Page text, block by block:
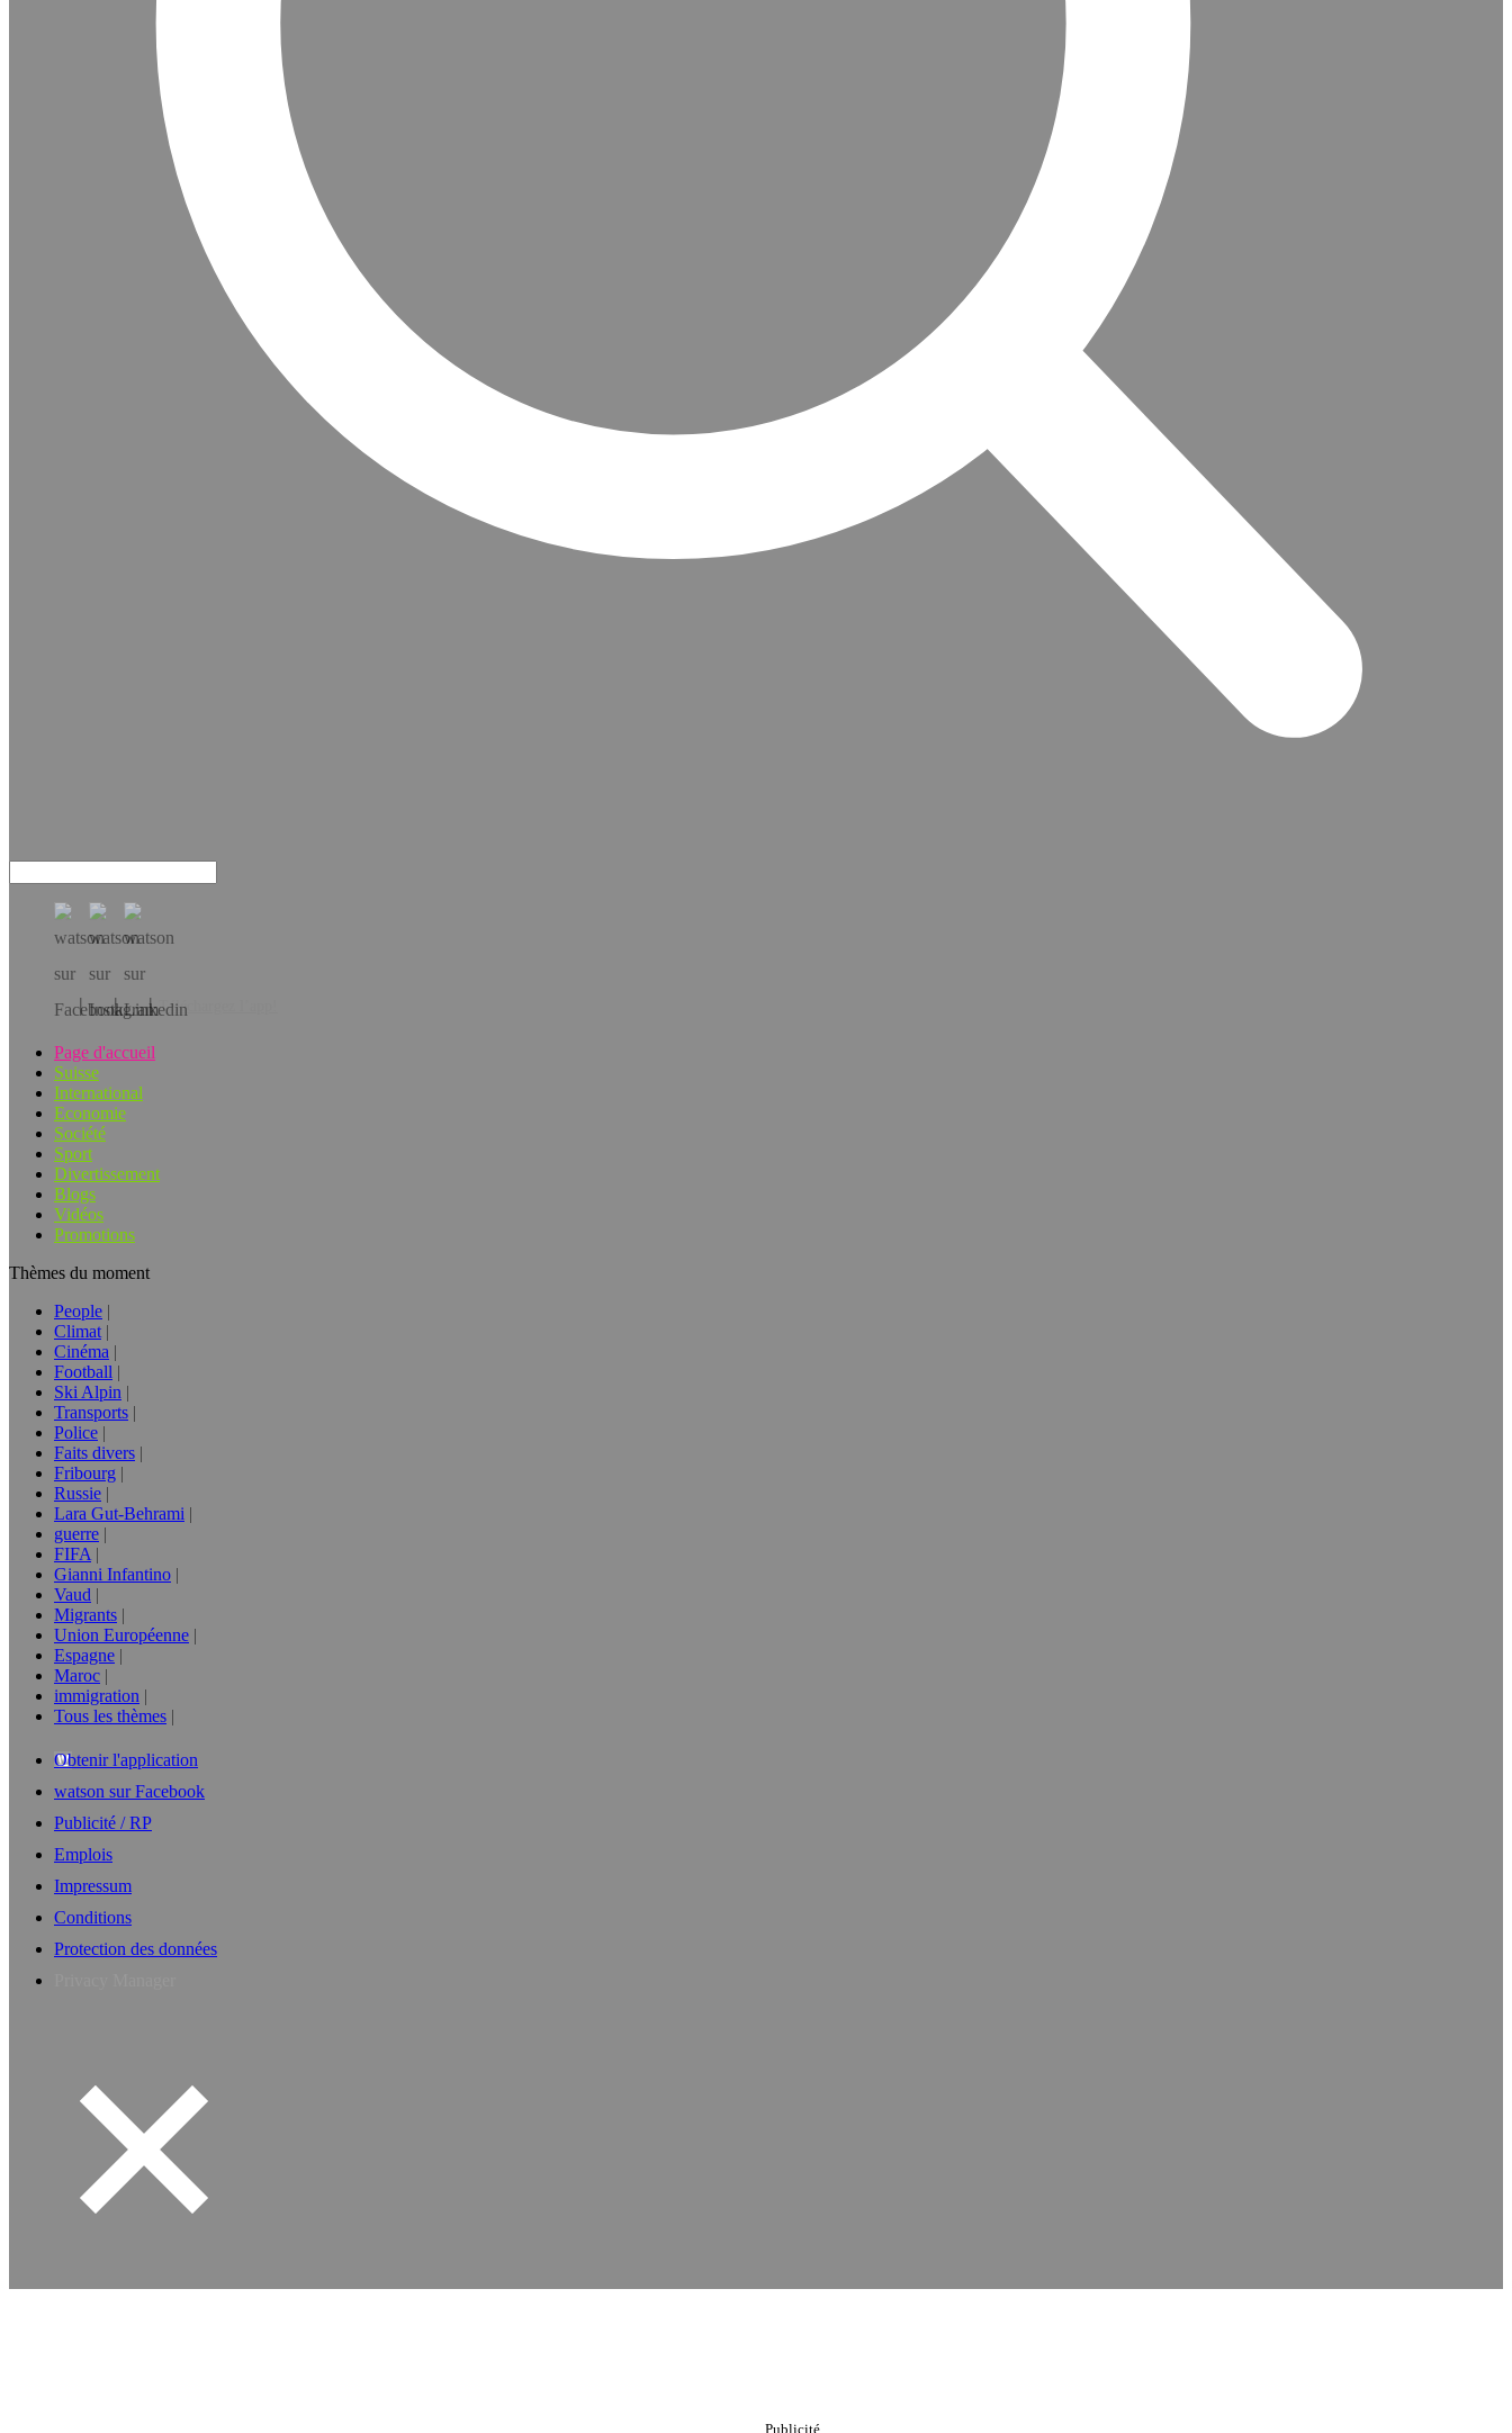
Téléchargez l’app!
Page d'accueil
Suisse
International
Economie
Société
Sport
Divertissement
Blogs
Vidéos
Promotions
Thèmes du moment
People
Climat
Cinéma
Football
Ski Alpin
Transports
Police
Faits divers
Fribourg
Russie
Lara Gut-Behrami
guerre
FIFA
Gianni Infantino
Vaud
Migrants
Union Européenne
Espagne
Maroc
immigration
Tous les thèmes
Obtenir l'application
watson sur Facebook
Publicité / RP
Emplois
Impressum
Conditions
Protection des données